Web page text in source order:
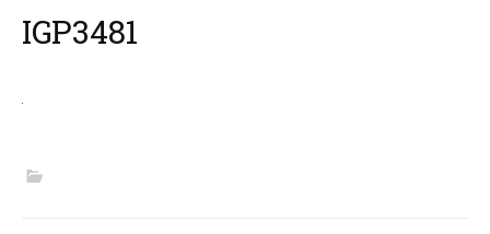
IGP3481